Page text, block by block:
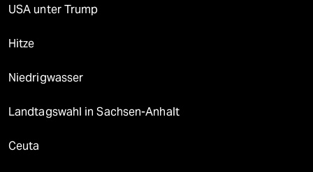
USA unter Trump
Hitze
Niedrigwasser
Landtagswahl in Sachsen-Anhalt
Ceuta